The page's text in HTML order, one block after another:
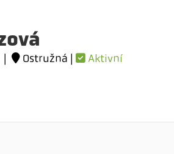
| Ostružná | Aktivní